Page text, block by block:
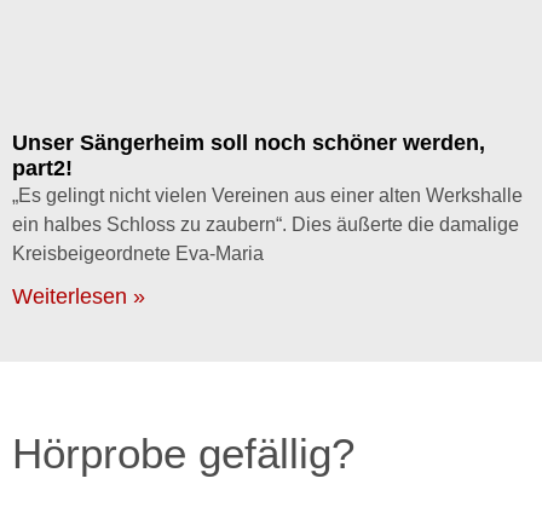
Unser Sängerheim soll noch schöner werden,
part2!
„Es gelingt nicht vielen Vereinen aus einer alten Werkshalle
ein halbes Schloss zu zaubern“. Dies äußerte die damalige
Kreisbeigeordnete Eva-Maria
Weiterlesen »
Hörprobe gefällig?